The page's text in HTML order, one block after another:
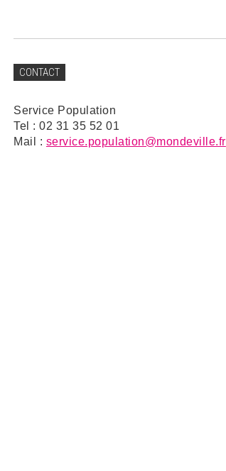
CONTACT
Service Population
Tel : 02 31 35 52 01
Mail : service.population@mondeville.fr